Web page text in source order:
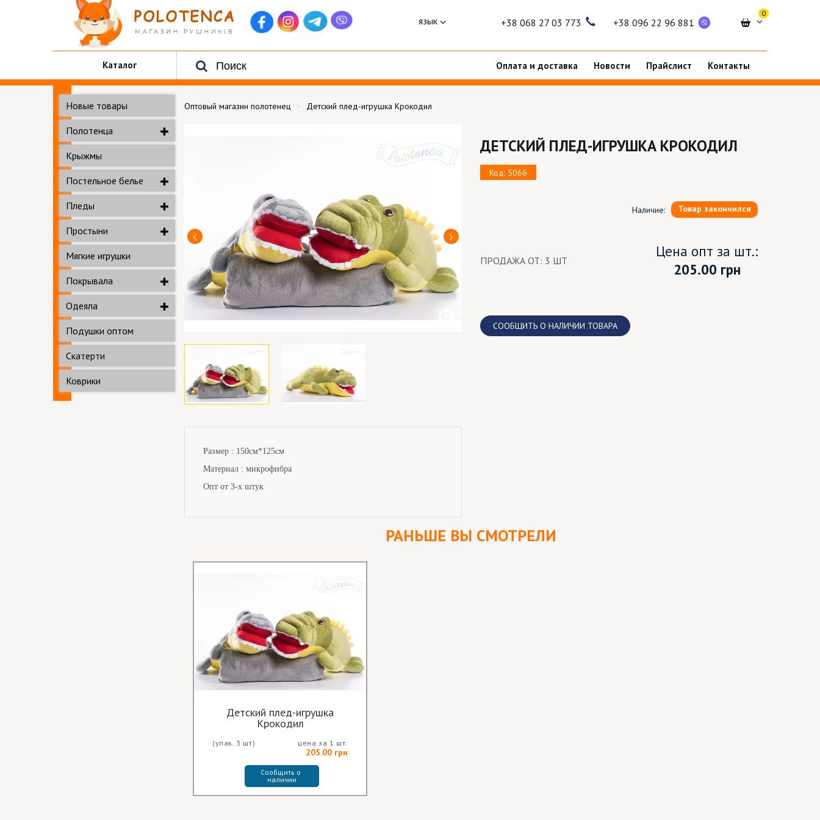
язык +38 068 27 03 773 +38 096 22 96 881
0
Каталог Оплата и доставка Новости Прайслист Контакты
Новые товары
Полотенца
Крыжмы
Постельное белье
Пледы
Простыни
Мягкие игрушки
Покрывала
Одеяла
Подушки оптом
Скатерти
Коврики
Оптовый магазин полотенец Детский плед-игрушка Крокодил
Размер : 150см*125см
Материал : микрофибра
Опт от 3-х штук
ДЕТСКИЙ ПЛЕД-ИГРУШКА КРОКОДИЛ
Код: 5066
Наличие: Товар закончился
ПРОДАЖА ОТ: 3 ШТ
Цена опт за шт.:
205.00 грн
CООБЩИТЬ О НАЛИЧИИ ТОВАРА
РАНЬШЕ ВЫ СМОТРЕЛИ
Детский плед-игрушка
Крокодил
(упак. 3 шт) цена за 1 шт.
205.00 грн
Сообщить о
наличии